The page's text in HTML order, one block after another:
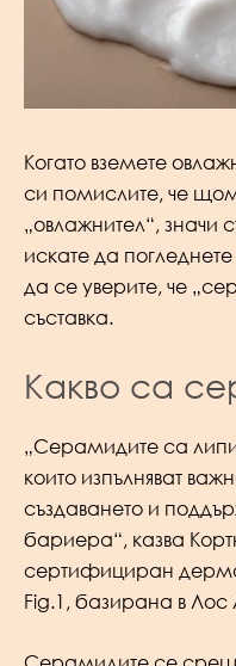
Когато вземете
си помислите, че
„овлажнител“, значи
искате да
да се уверите, че
съставка.
Какво са
„Серамидите са
които изпълняват
създаването и
бариера“, казва
сертифициран
Fig.1, базирана в